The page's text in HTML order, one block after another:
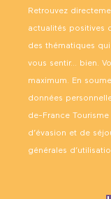
Retrouvez
actualités positives
des thématiques
vous sentir… bien.
maximum. En
données
de-France
d’évasion et de
générales